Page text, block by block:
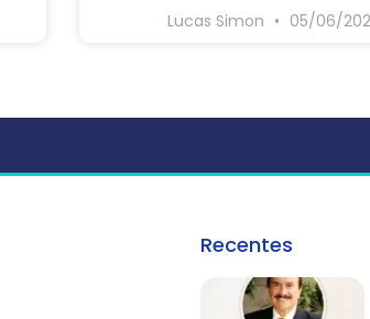
Lucas Simon 05/06/
Recentes